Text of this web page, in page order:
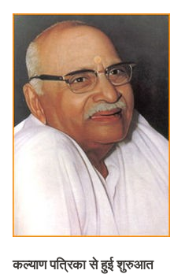
कल्याणपत्रिकासेहुईशुरुआत